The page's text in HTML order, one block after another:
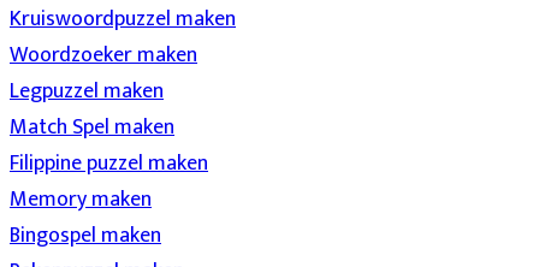
Kruiswoordpuzzel maken
Woordzoeker maken
Legpuzzel maken
Match Spel maken
Filippine puzzel maken
Memory maken
Bingospel maken